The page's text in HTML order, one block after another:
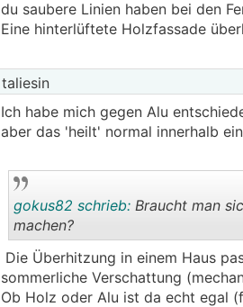
du saubere Linien haben bei den
Eine hinterlüftete Holzfassade
taliesin
Ich habe mich gegen Alu
aber das 'heilt' normal innerhalb
gokus82 schrieb:Braucht man
machen?
Die Überhitzung in einem Haus
sommerliche Verschattung
Ob Holz oder Alu ist da echt egal